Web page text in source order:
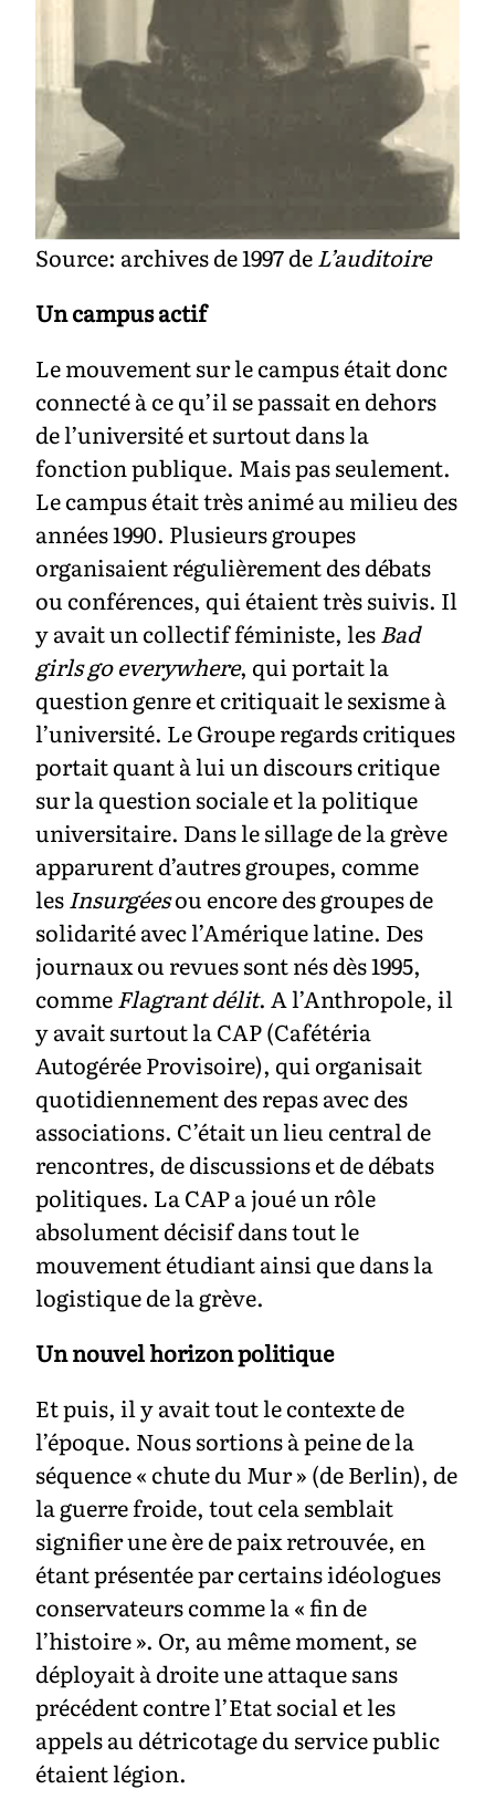
Source: archives de 1997 deL’auditoire
Un campus actif
Le mouvement sur le campus était donc
connecté à ce qu’il se passait en dehors
de l’université et surtout dans la
fonction publique. Mais pas seulement.
Le campus était très animé au milieu des
années 1990. Plusieurs groupes
organisaient régulièrement des débats
ou conférences, qui étaient très suivis. Il
y avait un collectif féministe, lesBad
girls go everywhere, qui portait la
question genre et critiquait le sexisme à
l’université. Le Groupe regards critiques
portait quant à lui un discours critique
sur la question sociale et la politique
universitaire. Dans le sillage de la grève
apparurent d’autres groupes, comme
lesInsurgéesou encore des groupes de
solidarité avec l’Amérique latine. Des
journaux ou revues sont nés dès 1995,
commeFlagrant délit. A l’Anthropole, il
y avait surtout la CAP (Cafétéria
Autogérée Provisoire), qui organisait
quotidiennement des repas avec des
associations. C’était un lieu central de
rencontres, de discussions et de débats
politiques. La CAP a joué un rôle
absolument décisif dans tout le
mouvement étudiant ainsi que dans la
logistique de la grève.
Un nouvel horizon politique
Et puis, il y avait tout le contexte de
l’époque. Nous sortions à peine de la
séquence « chute du Mur » (de Berlin), de
la guerre froide, tout cela semblait
signifier une ère de paix retrouvée, en
étant présentée par certains idéologues
conservateurs comme la « fin de
l’histoire ». Or, au même moment, se
déployait à droite une attaque sans
précédent contre l’Etat social et les
appels au détricotage du service public
étaient légion.